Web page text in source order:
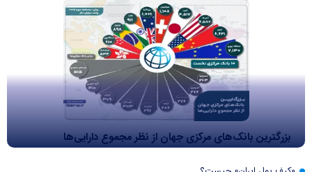
بزرگترین بانک‌های مرکزی جهان از نظر مجموع دارایی‌ها